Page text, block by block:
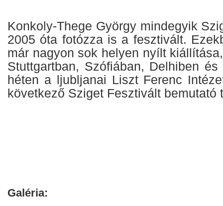
Konkoly-Thege György mindegyik
2005 óta fotózza is a fesztivált.
már nagyon sok helyen nyílt
Stuttgartban, Szófiában, Delhiben
héten a ljubljanai Liszt Ferenc
következő Sziget Fesztivált bemutató
Galéria: